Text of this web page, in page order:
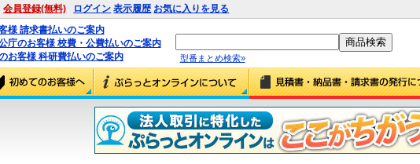
会員登録(無料) ログイン 表示履歴 お気に入りを見る
様 請求書払いのご案内
庁のお客様 校費・公費払いのご案内
お客様 科研費払いのご案内
型番まとめ検索»